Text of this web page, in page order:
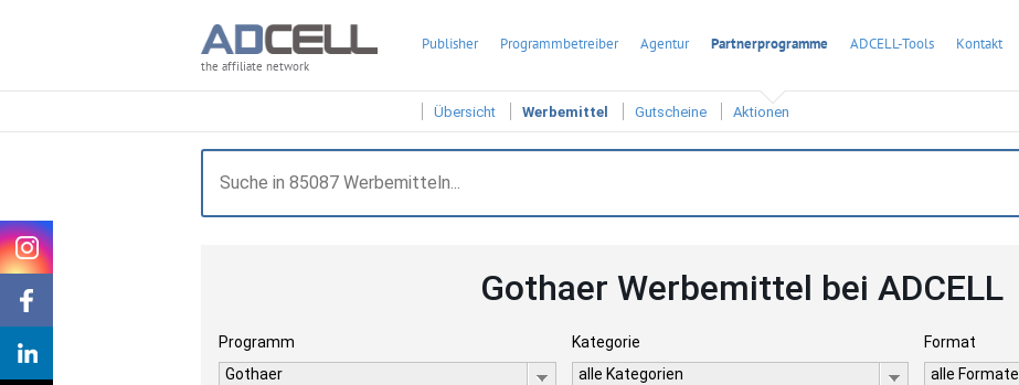
the affiliate network
Publisher Programmbetreiber Agentur Partnerprogramme ADCELL-Tools Kontakt
Übersicht Werbemittel Gutscheine Aktionen
Gothaer Werbemittel bei ADCELL
Programm
Gothaer
Kategorie
alle Kategorien
Format
alle Formate